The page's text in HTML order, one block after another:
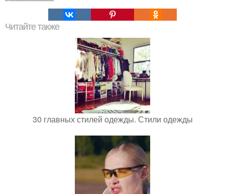
Читайте также
30 главных стилей одежды. Стили одежды